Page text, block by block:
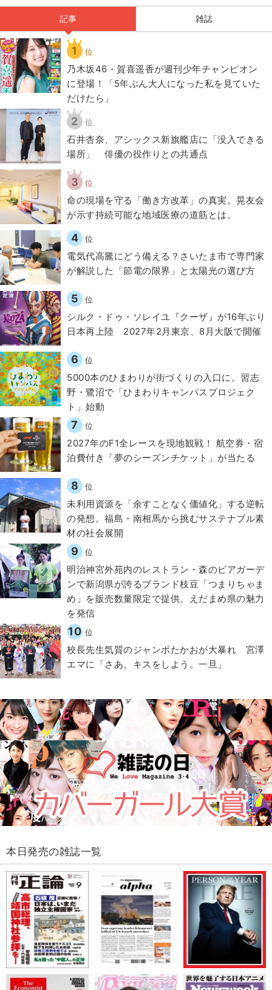
記事 雑誌
1 位
乃木坂46・賀喜遥香が週刊少年チャンピオン
に登場！「5年ぶん大人になった私を見ていた
だけたら」
2 位
石井杏奈、アシックス新旗艦店に「没入できる
場所」 俳優の役作りとの共通点
3 位
​命の現場を守る「働き方改革」の真実。晃友会
が示す持続可能な地域医療の道筋とは。
4 位
電気代高騰にどう備える？さいたま市で専門家
が解説した「節電の限界」と太陽光の選び方
5 位
シルク・ドゥ・ソレイユ『クーザ』が16年ぶり
日本再上陸 2027年2月東京、8月大阪で開催
6 位
5000本のひまわりが街づくりの入口に。習志
野・鷺沼で「ひまわりキャンパスプロジェク
ト」始動
7 位
2027年のF1全レースを現地観戦！ 航空券・宿
泊費付き「夢のシーズンチケット」が当たる
8 位
​​未利用資源を「余すことなく価値化」する逆転
の発想。福島・南相馬から挑むサステナブル素
材の社会展開​
9 位
明治神宮外苑内のレストラン・森のビアガーデ
ンで新潟県が誇るブランド枝豆「つまりちゃま
め」を販売数量限定で提供。えだまめ県の魅力
を発信
10 位
校長先生気質のジャンボたかおが大暴れ 宮澤
エマに「さあ、キスをしよう。一旦」
本日発売の雑誌一覧